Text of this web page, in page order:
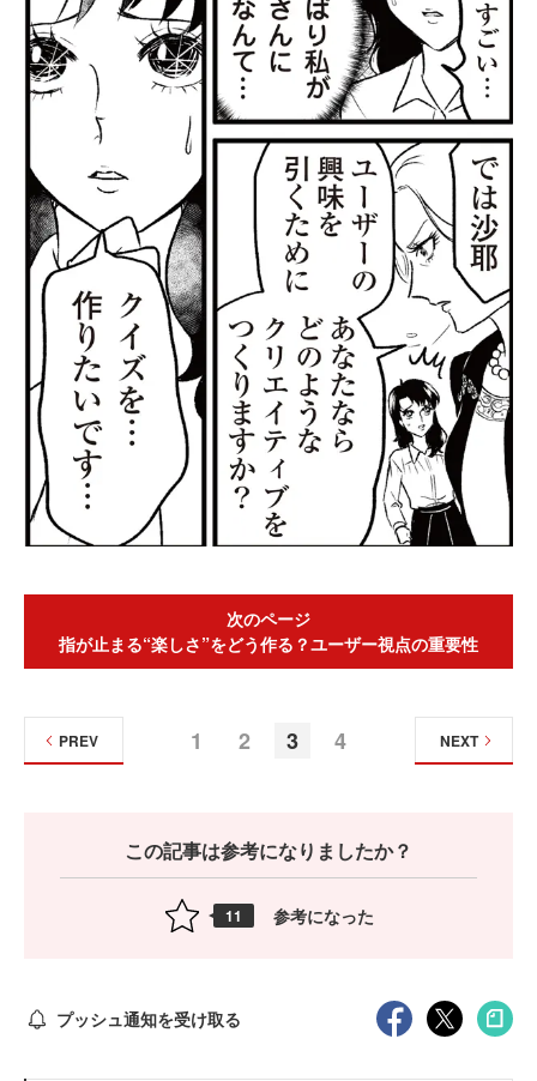
次のページ
指が止まる“楽しさ”をどう作る？ユーザー視点の重要性
1 2 3 4
PREV NEXT
この記事は参考になりましたか？
11 参考になった
プッシュ通知を受け取る